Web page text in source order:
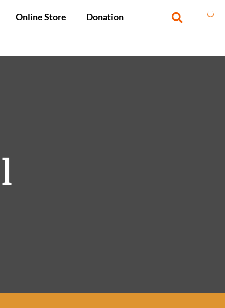
Online Store Donation